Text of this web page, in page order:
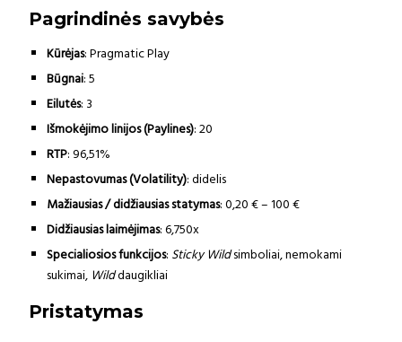
Pagrindinės savybės
Kūrėjas: Pragmatic Play
Būgnai: 5
Eilutės: 3
Išmokėjimo linijos(Paylines): 20
RTP: 96,51%
Nepastovumas (Volatility): didelis
Mažiausias / didžiausias statymas: 0,20 € – 100 €
Didžiausias laimėjimas: 6,750x
Specialiosios funkcijos: Sticky Wildsimboliai, nemokami
sukimai, Wilddaugikliai
Pristatymas